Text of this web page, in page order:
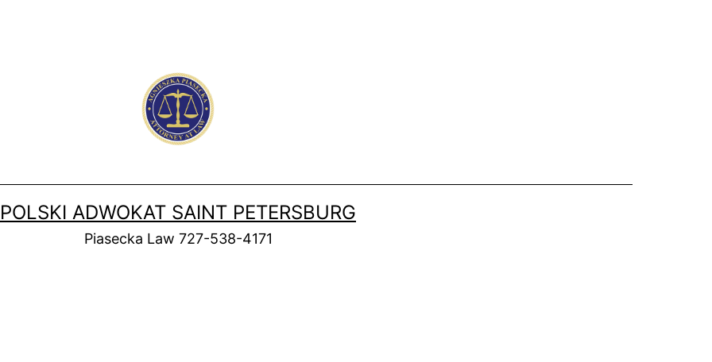
POLSKI ADWOKAT SAINT PETERSBURG
Piasecka Law 727-538-4171